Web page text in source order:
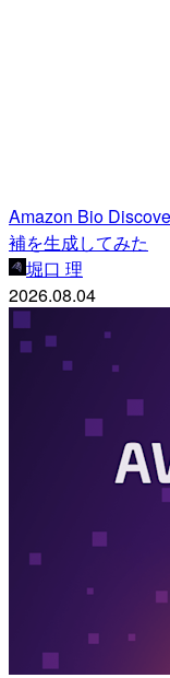
Amazon Bio
補を生成してみた
堀口 理
2026.08.04